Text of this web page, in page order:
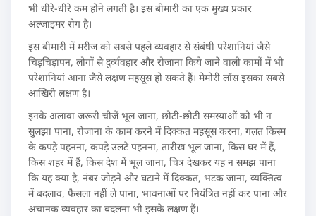
भी धीरे-धीरे कम होने लगती है। इस बीमारी का एक मुख्य प्रकार
अल्जाइमर रोग है।
इस बीमारी में मरीज को सबसे पहले व्यवहार से संबंधी परेशानियां जैसे
चिड़चिड़ापन, लोगों से दुर्व्यवहार और रोजाना किये जाने वाली कामों में भी
परेशानियां आना जैसे लक्षण महसूस हो सकते हैं। मेमोरी लॉस इसका सबसे
आखिरी लक्षण है।
इनके अलावा जरूरी चीजें भूल जाना, छोटी-छोटी समस्याओं को भी न
सुलझा पाना, रोजाना के काम करने में दिक्कत महसूस करना, गलत किस्म
के कपड़े पहनना, कपड़े उलटे पहनना, तारीख भूल जाना, किस घर में हैं,
किस शहर में हैं, किस देश में भूल जाना, चित्र देखकर यह न समझ पाना
कि यह क्या है, नंबर जोड़ने और घटाने में दिक्कत, भटक जाना, व्यक्तित्व
में बदलाव, फैसला नहीं ले पाना, भावनाओं पर नियंत्रित नहीं कर पाना और
अचानक व्यवहार का बदलना भी इसके लक्षण हैं।